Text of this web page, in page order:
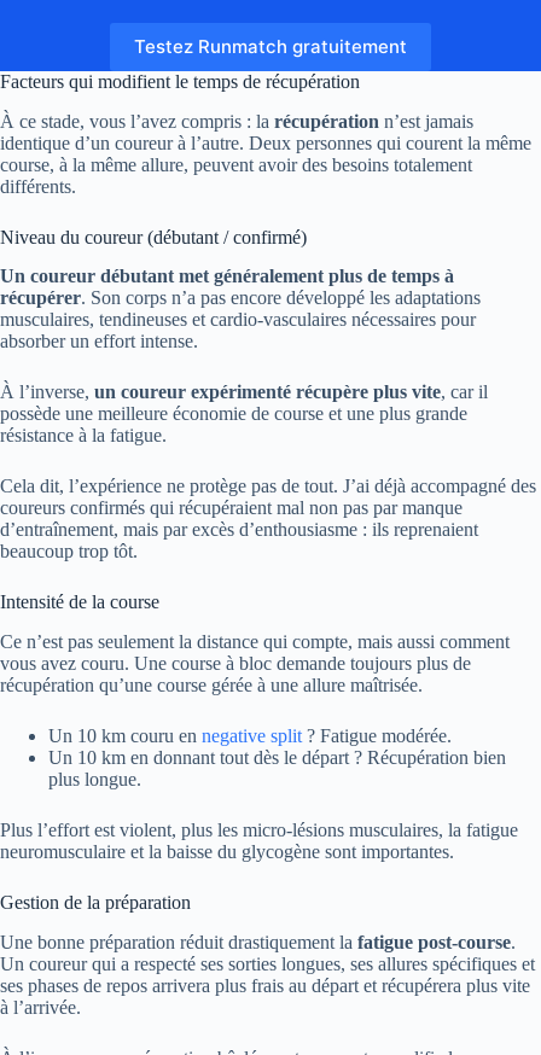
Testez Runmatch gratuitement
Facteurs qui modifient le temps de récupération
À ce stade, vous l’avez compris : la récupération n’est jamais
identique d’un coureur à l’autre. Deux personnes qui courent la même
course, à la même allure, peuvent avoir des besoins totalement
différents.
Niveau du coureur (débutant / confirmé)
Un coureur débutant met généralement plus de temps à
récupérer. Son corps n’a pas encore développé les adaptations
musculaires, tendineuses et cardio-vasculaires nécessaires pour
absorber un effort intense.
À l’inverse, un coureur expérimenté récupère plus vite, car il
possède une meilleure économie de course et une plus grande
résistance à la fatigue.
Cela dit, l’expérience ne protège pas de tout. J’ai déjà accompagné des
coureurs confirmés qui récupéraient mal non pas par manque
d’entraînement, mais par excès d’enthousiasme : ils reprenaient
beaucoup trop tôt.
Intensité de la course
Ce n’est pas seulement la distance qui compte, mais aussi comment
vous avez couru. Une course à bloc demande toujours plus de
récupération qu’une course gérée à une allure maîtrisée.
Un 10 km couru en negative split ? Fatigue modérée.
Un 10 km en donnant tout dès le départ ? Récupération bien
plus longue.
Plus l’effort est violent, plus les micro-lésions musculaires, la fatigue
neuromusculaire et la baisse du glycogène sont importantes.
Gestion de la préparation
Une bonne préparation réduit drastiquement la fatigue post-course.
Un coureur qui a respecté ses sorties longues, ses allures spécifiques et
ses phases de repos arrivera plus frais au départ et récupérera plus vite
à l’arrivée.